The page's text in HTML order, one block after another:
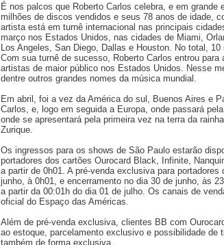
É nos palcos que Roberto Carlos celebra, e em
milhões de discos vendidos e seus 78 anos de idade,
artista está em turnê internacional nas principais
março nos Estados Unidos, nas cidades de Miami,
Los Angeles, San Diego, Dallas e Houston. No total,
Com sua turnê de sucesso, Roberto Carlos entrou
artistas de maior público nos Estados Unidos. Nesse
dentre outros grandes nomes da música mundial.
Em abril, foi a vez da América do sul, Buenos Aires e
Carlos, e, logo em seguida a Europa, onde passará
onde se apresentará pela primeira vez na terra da
Zurique.
Os ingressos para os shows de São Paulo estarão
portadores dos cartões Ourocard Black, Infinite,
a partir de 0h01. A pré-venda exclusiva para
junho, à 0h01, e encerramento no dia 30 de junho, às
a partir da 00:01h do dia 01 de julho. Os canais de
oficial do Espaço das Américas.
Além de pré-venda exclusiva, clientes BB com
ao estoque, parcelamento exclusivo e possibilidade de
também de forma exclusiva.